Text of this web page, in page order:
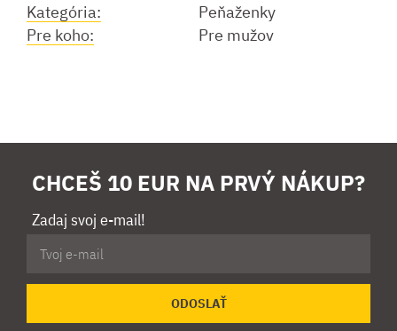
Kategória:
Peňaženky
Pre koho:
Pre mužov
CHCEŠ 10 EUR NA PRVÝ NÁKUP?
Zadaj svoj e-mail!
ODOSLAŤ